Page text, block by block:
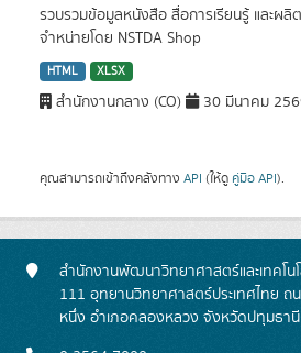
รวบรวมข้อมูลหนังสือ สื่อการเรียนรู้ และ
จำหน่ายโดย NSTDA Shop
HTML XLSX
สำนักงานกลาง (CO) 30 มีนาคม
คุณสามารถเข้าถึงคลังทาง API (ให้ดู คู่มือ API).
สำนักงานพัฒนาวิทยาศาสตร์และเทคโน
111 อุทยานวิทยาศาสตร์ประเทศไทย
หนึ่ง อำเภอคลองหลวง จังหวัดปทุมธา